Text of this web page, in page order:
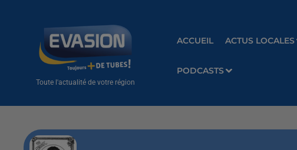
Toute l'actualité de votre région
ACCUEIL ACTUS LOCALES
PODCASTS